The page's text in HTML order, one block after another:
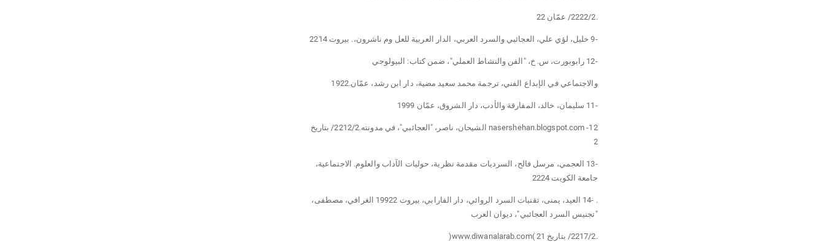
.2222/2/ عمّان 22
-9 خليل، لؤي علي، العجائبي والسرد العربي، الدار العربية للعل وم ناشرون،. بيروت 2214
-12 رابوبورت، س. خ، "الفن والنشاط العملي"، ضمن كتاب: البيولوجي
والاجتماعي في الإبداع الفني، ترجمة محمد سعيد مضية، دار ابن رشد، عمّان.1922
-11 سليمان، خالد، المفارقة والأدب، دار الشروق، عمّان 1999
nasershehan.blogspot.com -12 الشيحان، ناصر، "العجائبي"، في مدونته.2212/2/ بتاريخ
2
-13 العجمي، مرسل فالح، السرديات مقدمة نظرية، حوليات الآداب والعلوم. الاجتماعية،
جامعة الكويت 2224
. -14 العيد، يمنى، تقنيات السرد الروائي، دار الفارابي، بيروت 19922 الغرافي، مصطفى،
"تجنيس السرد العجائبي"، ديوان العرب
.2217/2/ بتاريخ 21 )www.diwanalarab.com(